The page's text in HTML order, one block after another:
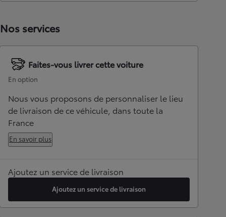
Nos services
Faites-vous livrer cette voiture
En option
Nous vous proposons de personnaliser le lieu
de livraison de ce véhicule, dans toute la
France
En savoir plus
Ajoutez un service de livraison
Ajoutez un service de livraison